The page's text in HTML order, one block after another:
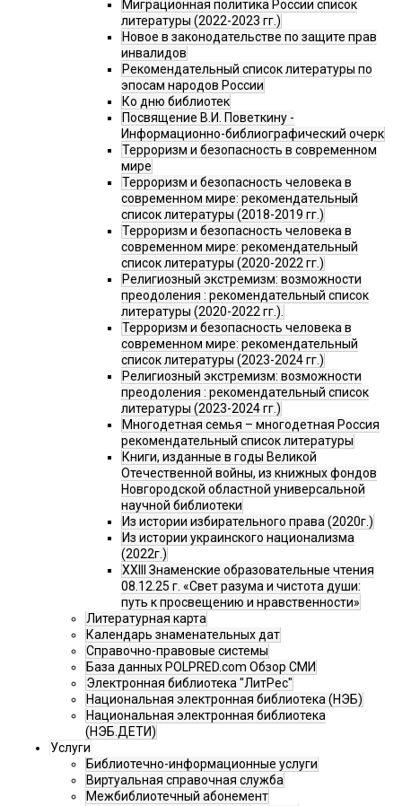
Миграционная политика России список
литературы (2022-2023 гг.)
Новое в законодательстве по защите прав
инвалидов
Рекомендательный список литературы по
эпосам народов России
Ко дню библиотек
Посвящение В.И. Поветкину -
Информационно-библиографический очерк
Терроризм и безопасность в современном
мире
Терроризм и безопасность человека в
современном мире: рекомендательный
список литературы (2018-2019 гг.)
Терроризм и безопасность человека в
современном мире: рекомендательный
список литературы (2020-2022 гг.)
Религиозный экстремизм: возможности
преодоления : рекомендательный список
литературы (2020-2022 гг.).
Терроризм и безопасность человека в
современном мире: рекомендательный
список литературы (2023-2024 гг.)
Религиозный экстремизм: возможности
преодоления : рекомендательный список
литературы (2023-2024 гг.)
Многодетная семья – многодетная Россия
рекомендательный список литературы
Книги, изданные в годы Великой
Отечественной войны, из книжных фондов
Новгородской областной универсальной
научной библиотеки
Из истории избирательного права (2020г.)
Из истории украинского национализма
(2022г.)
XXIII Знаменские образовательные чтения
08.12.25 г. «Свет разума и чистота души:
путь к просвещению и нравственности»
Литературная карта
Календарь знаменательных дат
Справочно-правовые системы
База данных POLPRED.com Обзор СМИ
Электронная библиотека "ЛитРес"
Национальная электронная библиотека (НЭБ)
Национальная электронная библиотека
(НЭБ.ДЕТИ)
Услуги
Библиотечно-информационные услуги
Виртуальная справочная служба
Межбиблиотечный абонемент